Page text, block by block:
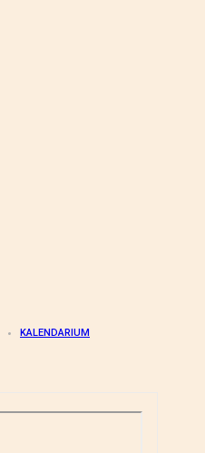
KALENDARIUM